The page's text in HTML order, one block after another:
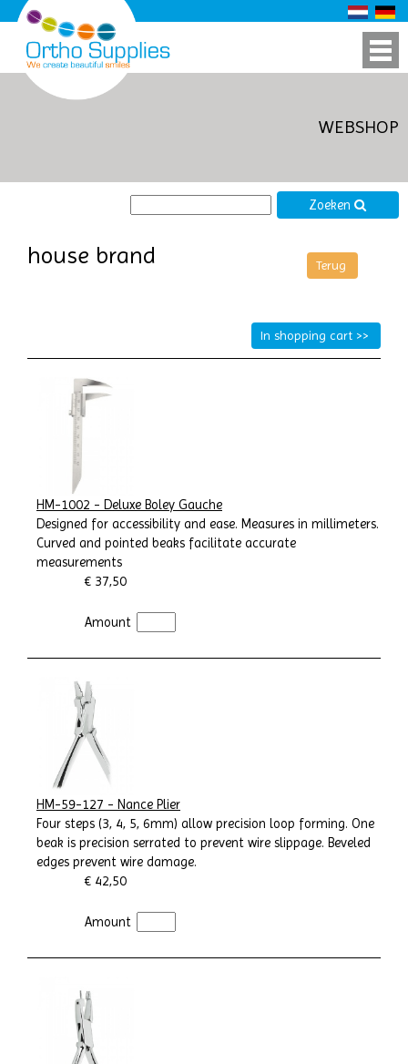
WEBSHOP
Zoeken
house brand
HM-1002 - Deluxe Boley Gauche
Designed for accessibility and ease. Measures in millimeters.
Curved and pointed beaks facilitate accurate
measurements
€ 37,50
Amount
HM-59-127 - Nance Plier
Four steps (3, 4, 5, 6mm) allow precision loop forming. One
beak is precision serrated to prevent wire slippage. Beveled
edges prevent wire damage.
€ 42,50
Amount